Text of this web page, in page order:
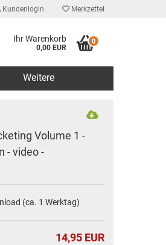
Kundenlogin Merkzettel
Ihr Warenkorb
0,00 EUR
0
Weitere
Volume 1 -
- video -
(ca. 1 Werktag)
14,95 EUR